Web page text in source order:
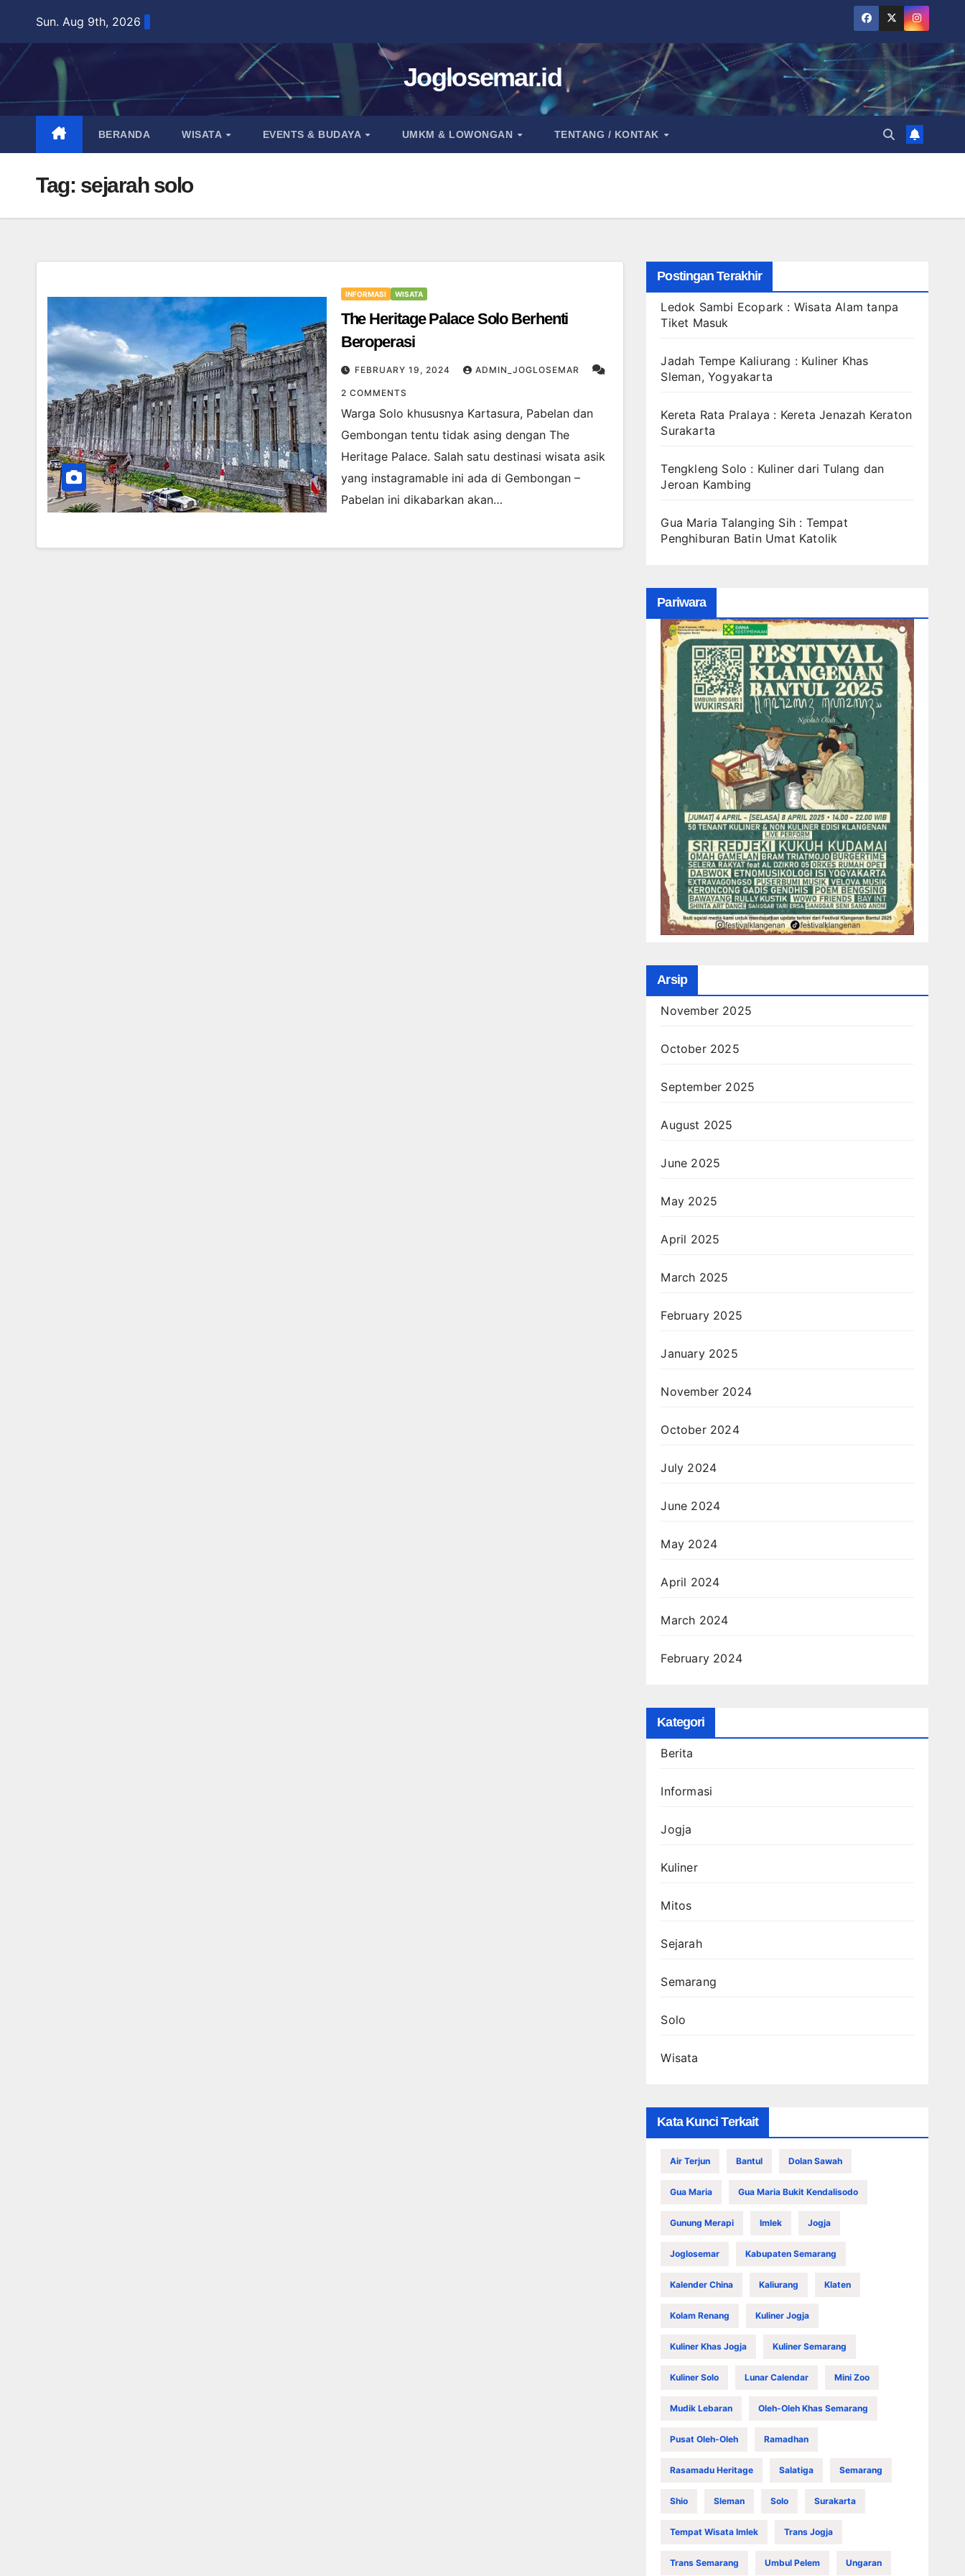
content
Sun. Aug 9th, 2026
Joglosemar.id
BERANDA WISATA EVENTS & BUDAYA UMKM & LOWONGAN TENTANG / KONTAK
Tag: sejarah solo
INFORMASI WISATA
The Heritage Palace Solo Berhenti
Beroperasi
FEBRUARY 19, 2024 ADMIN_JOGLOSEMAR
2 COMMENTS
Warga Solo khususnya Kartasura, Pabelan dan
Gembongan tentu tidak asing dengan The
Heritage Palace. Salah satu destinasi wisata asik
yang instagramable ini ada di Gembongan –
Pabelan ini dikabarkan akan…
Postingan Terakhir
Ledok Sambi Ecopark : Wisata Alam tanpa
Tiket Masuk
Jadah Tempe Kaliurang : Kuliner Khas
Sleman, Yogyakarta
Kereta Rata Pralaya : Kereta Jenazah Keraton
Surakarta
Tengkleng Solo : Kuliner dari Tulang dan
Jeroan Kambing
Gua Maria Talanging Sih : Tempat
Penghiburan Batin Umat Katolik
Pariwara
Arsip
November 2025
October 2025
September 2025
August 2025
June 2025
May 2025
April 2025
March 2025
February 2025
January 2025
November 2024
October 2024
July 2024
June 2024
May 2024
April 2024
March 2024
February 2024
Kategori
Berita
Informasi
Jogja
Kuliner
Mitos
Sejarah
Semarang
Solo
Wisata
Kata Kunci Terkait
Air Terjun Bantul Dolan Sawah
Gua Maria Gua Maria Bukit Kendalisodo
Gunung Merapi Imlek Jogja
Joglosemar Kabupaten Semarang
Kalender China Kaliurang Klaten
Kolam Renang Kuliner Jogja
Kuliner Khas Jogja Kuliner Semarang
Kuliner Solo Lunar Calendar Mini Zoo
Mudik Lebaran Oleh-Oleh Khas Semarang
Pusat Oleh-Oleh Ramadhan
Rasamadu Heritage Salatiga Semarang
Shio Sleman Solo Surakarta
Tempat Wisata Imlek Trans Jogja
Trans Semarang Umbul Pelem Ungaran